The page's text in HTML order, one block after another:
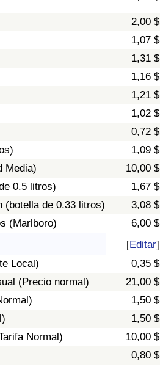
2,00 $
1,07 $
1,31 $
1,16 $
1,21 $
1,02 $
0,72 $
1,09 $
Media)
10,00 $
0.5 litros)
1,67 $
(botella de 0.33 litros)
3,08 $
(Marlboro)
6,00 $
[Editar]
Local)
0,35 $
(Precio normal)
21,00 $
1,50 $
1,50 $
Normal)
10,00 $
0,80 $
(Actual)
por País